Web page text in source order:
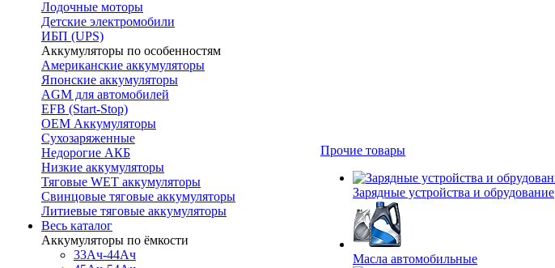
Лодочные моторы
Детские электромобили
ИБП (UPS)
Аккумуляторы по особенностям
Американские аккумуляторы
Японские аккумуляторы
AGM для автомобилей
EFB (Start-Stop)
OEM Аккумуляторы
Сухозаряженные
Недорогие АКБ
Низкие аккумуляторы
Тяговые WET аккумуляторы
Свинцовые тяговые аккумуляторы
Литиевые тяговые аккумуляторы
Весь каталог
Аккумуляторы по ёмкости
33Ач-44Ач
Прочие товары
Зарядные устройства и обрудование
Масла автомобильные